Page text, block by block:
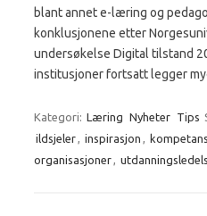
blant annet e-læring og
konklusjonene etter
undersøkelse Digital tilstand
institusjoner fortsatt legger
Kategori: Læring Nyheter Tips
ildsjeler, inspirasjon ,
organisasjoner,